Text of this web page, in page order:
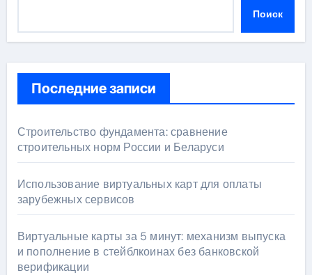
Поиск
Последние записи
Строительство фундамента: сравнение
строительных норм России и Беларуси
Использование виртуальных карт для оплаты
зарубежных сервисов
Виртуальные карты за 5 минут: механизм выпуска
и пополнение в стейблкоинах без банковской
верификации